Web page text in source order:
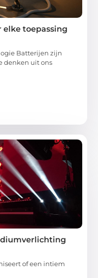
elke toepassing
Batterijen zijn
denken uit ons
of een intiem